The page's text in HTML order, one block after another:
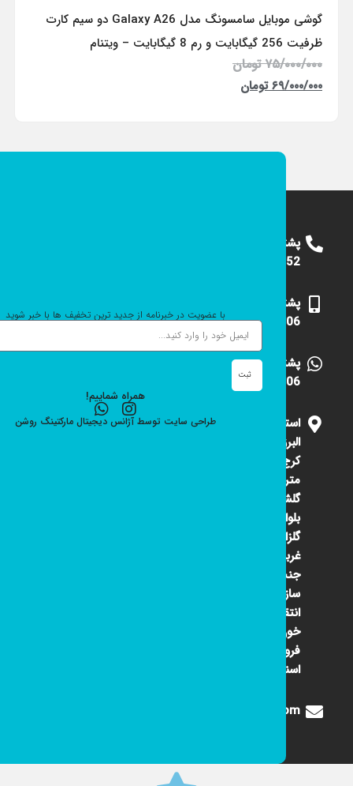
گوشی موبایل سامسونگ مدل Galaxy A26 دو سیم کارت
ظرفیت 256 گیگابایت و رم 8 گیگابایت – ویتنام
۷۵/۰۰۰/۰۰۰ تومان
۶۹/۰۰۰/۰۰۰ تومان
پشتیبانی
09124375652
پشتیبانی
09101531006
پشتیبانی
09101531006
استان
البرز
متری
گلشهر
بلوار
گلزار
غربی
جنب
سازمان
انتقال
خون
فروشگاه
اسنوا
Digione1360@gmail.com
با عضویت در خبرنامه از جدید ترین تخفیف ها با خبر شوید
ثبت
همراه شماییم!
طراحی سایت توسط آژانس دیجیتال مارکتینگ روشن